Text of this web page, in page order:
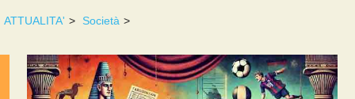
ATTUALITA' > Società >